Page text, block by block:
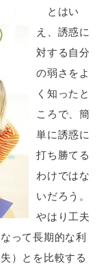
とはい
え、誘惑に
対する自分
の弱さをよ
く知ったと
ころで、簡
単に誘惑に
打ち勝てる
わけではな
いだろう。
やはり工夫
って長期的な利
）とを比較する